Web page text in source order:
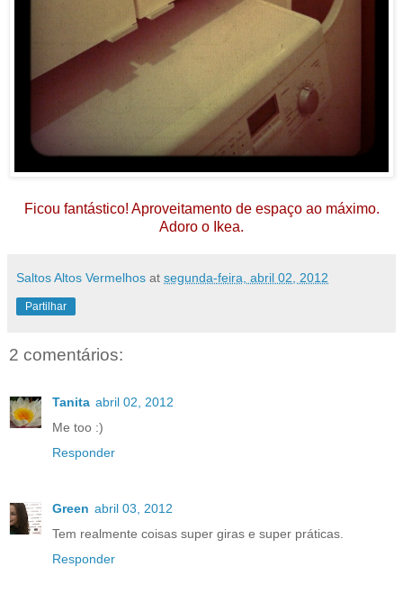
Ficou fantástico! Aproveitamento de espaço ao máximo.
Adoro o Ikea.
Saltos Altos Vermelhos at segunda-feira, abril 02, 2012
Partilhar
2 comentários:
Tanita abril 02, 2012
Me too :)
Responder
Green abril 03, 2012
Tem realmente coisas super giras e super práticas.
Responder